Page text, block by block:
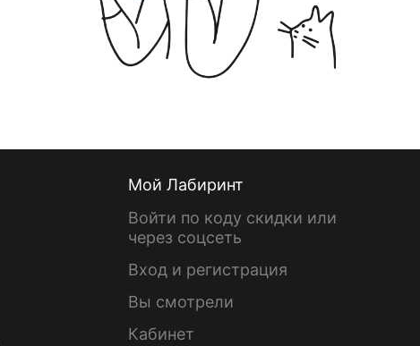
Мой Лабиринт
Войти по коду скидки или
через соцсеть
Вход и регистрация
Вы смотрели
Кабинет